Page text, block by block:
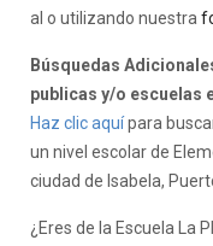
al o utilizando nuestra
Búsquedas
publicas y/o escuelas
Haz clic aquípara
un nivel escolar de
ciudad de Isabela,
¿Eres de la Escuela La